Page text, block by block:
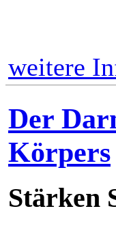
weitere
Der
Körpers
Stärken